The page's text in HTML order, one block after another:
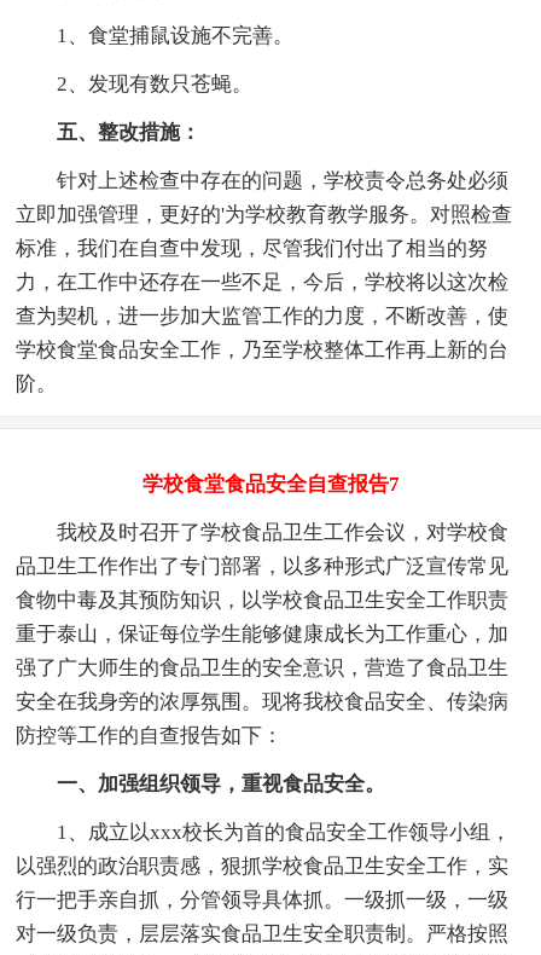
1、食堂捕鼠设施不完善。
2、发现有数只苍蝇。
五、整改措施：
针对上述检查中存在的问题，学校责令总务处必须
立即加强管理，更好的'为学校教育教学服务。对照检查
标准，我们在自查中发现，尽管我们付出了相当的努
力，在工作中还存在一些不足，今后，学校将以这次检
查为契机，进一步加大监管工作的力度，不断改善，使
学校食堂食品安全工作，乃至学校整体工作再上新的台
阶。
学校食堂食品安全自查报告7
我校及时召开了学校食品卫生工作会议，对学校食
品卫生工作作出了专门部署，以多种形式广泛宣传常见
食物中毒及其预防知识，以学校食品卫生安全工作职责
重于泰山，保证每位学生能够健康成长为工作重心，加
强了广大师生的食品卫生的安全意识，营造了食品卫生
安全在我身旁的浓厚氛围。现将我校食品安全、传染病
防控等工作的自查报告如下：
一、加强组织领导，重视食品安全。
1、成立以xxx校长为首的食品安全工作领导小组，
以强烈的政治职责感，狠抓学校食品卫生安全工作，实
行一把手亲自抓，分管领导具体抓。一级抓一级，一级
对一级负责，层层落实食品卫生安全职责制。严格按照